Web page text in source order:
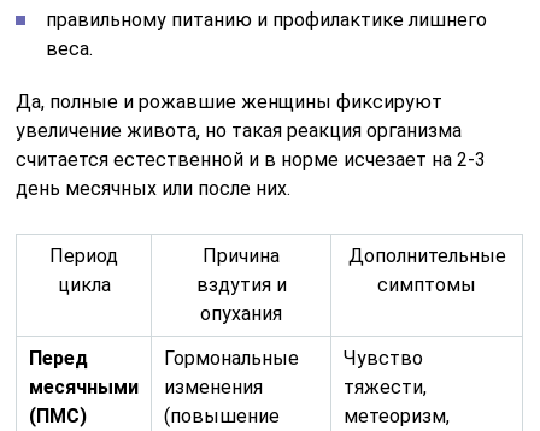
правильному питанию и профилактике лишнего
веса.
Да, полные и рожавшие женщины фиксируют
увеличение живота, но такая реакция организма
считается естественной и в норме исчезает на 2-3
день месячных или после них.
Период
цикла
Причина
вздутия и
опухания
Дополнительные
симптомы
Перед
месячными
(ПМС)
Гормональные
изменения
(повышение
Чувство
тяжести,
метеоризм,